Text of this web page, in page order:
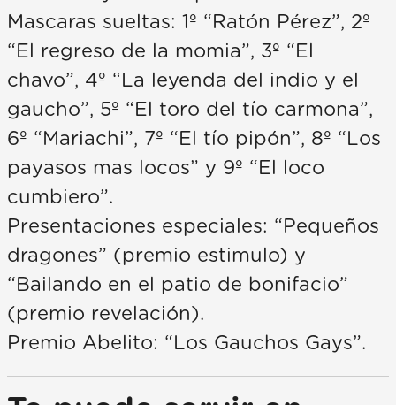
Mascaras sueltas: 1º “Ratón Pérez”, 2º
“El regreso de la momia”, 3º “El
chavo”, 4º “La leyenda del indio y el
gaucho”, 5º “El toro del tío carmona”,
6º “Mariachi”, 7º “El tío pipón”, 8º “Los
payasos mas locos” y 9º “El loco
cumbiero”.
Presentaciones especiales: “Pequeños
dragones” (premio estimulo) y
“Bailando en el patio de bonifacio”
(premio revelación).
Premio Abelito: “Los Gauchos Gays”.